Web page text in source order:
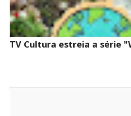
TV Cultura estreia a série